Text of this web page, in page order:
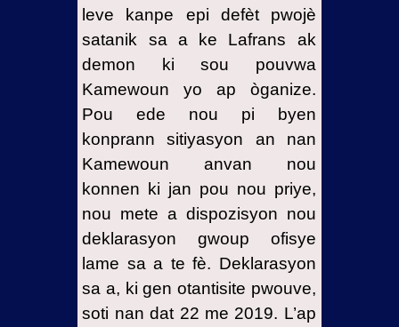
leve kanpe epi defèt pwojè
satanik sa a ke Lafrans ak
demon ki sou pouvwa
Kamewoun yo ap òganize.
Pou ede nou pi byen
konprann sitiyasyon an nan
Kamewoun anvan nou
konnen ki jan pou nou priye,
nou mete a dispozisyon nou
deklarasyon gwoup ofisye
lame sa a te fè. Deklarasyon
sa a, ki gen otantisite pwouve,
soti nan dat 22 me 2019. L’ap